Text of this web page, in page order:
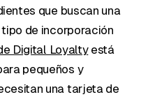
que buscan una
de incorporación
Digital Loyaltyestá
pequeños y
una tarjeta de